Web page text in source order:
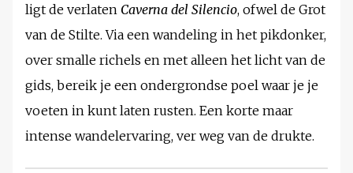
ligt de verlaten Caverna del Silencio, ofwel de Grot
van de Stilte. Via een wandeling in het pikdonker,
over smalle richels en met alleen het licht van de
gids, bereik je een ondergrondse poel waar je je
voeten in kunt laten rusten. Een korte maar
intense wandelervaring, ver weg van de drukte.